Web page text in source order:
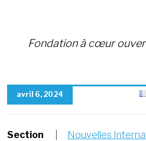
Fondation à cœur
avril 6, 2024
Section Nouvelles